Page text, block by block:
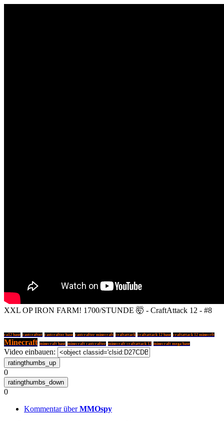
XXL OP IRON FARM! 1700/STUNDE 🤯 - CraftAttack 12 - #8
ca12 base castcrafter castcrafter base castcrafter minecraft craftattack craftattack 12 base craftattack 12 minecrft
Minecraft minecraft base minecraft castcrafter minecraft craftattack 12 minecraft mega base
Video einbauen:
0
0
Kommentar überMMOspy